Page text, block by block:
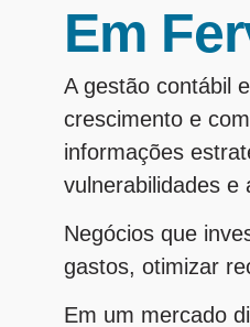
Em
A gestão contábil
crescimento e
informações
vulnerabilidades e
Negócios que
gastos, otimizar
Em um mercado